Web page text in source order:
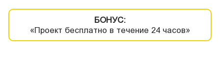
БОНУС:
«Проект бесплатно в течение 24 часов»